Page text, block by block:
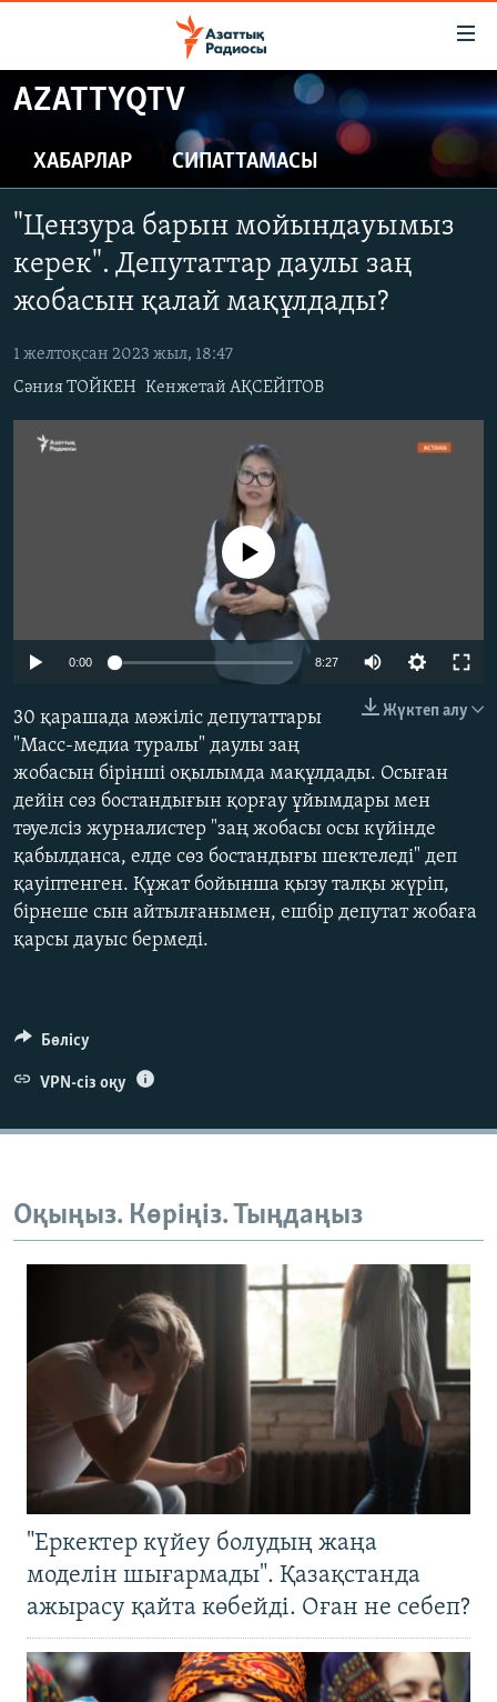
Skip
to
content
main
Navigation
Skip
Search
ЖАҢАЛЫҚТАР
САЯСАТ
ҚАҢТАР ОҚИҒАСЫ
АДАМ ҚҰҚЫҚТАРЫ
ӘЛЕМ
АРНАЙЫ ЖОБАЛАР
Русский
AZATTYQTV
ХАБАРЛАР СИПАТТАМАСЫ
"Цензура барын мойындауымыз
керек". Депутаттар даулы заң
жобасын қалай мақұлдады?
1 желтоқсан 2023 жыл, 18:47
Сәния ТОЙКЕН Кенжетай АҚСЕЙІТОВ
Auto 240p 360p
720p
No media source currently available
0:00 8:27
480p
1080p
Жүктеп алу
30 қарашада мәжіліс депутаттары
"Масс-медиа туралы" даулы заң
жобасын бірінші оқылымда мақұлдады. Осыған
дейін сөз бостандығын қорғау ұйымдары мен
тәуелсіз журналистер "заң жобасы осы күйінде
қабылданса, елде сөз бостандығы шектеледі" деп
қауіптенген. Құжат бойынша қызу талқы жүріп,
бірнеше сын айтылғанымен, ешбір депутат жобаға
қарсы дауыс бермеді.
Бөлісу
VPN-сіз оқу
Оқыңыз. Көріңіз. Тыңдаңыз
"Еркектер күйеу болудың жаңа
моделін шығармады". Қазақстанда
ажырасу қайта көбейді. Оған не себеп?